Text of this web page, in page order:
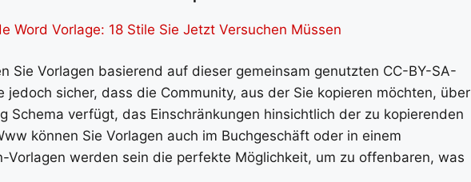
Word Vorlage: 18 Stile Sie Jetzt Versuchen Müssen
Sie Vorlagen basierend auf dieser gemeinsam genutzten CC-BY-SA-
jedoch sicher, dass die Community, aus der Sie kopieren möchten, über
Schema verfügt, das Einschränkungen hinsichtlich der zu kopierenden
können Sie Vorlagen auch im Buchgeschäft oder in einem
Vorlagen werden sein die perfekte Möglichkeit, um zu offenbaren, was